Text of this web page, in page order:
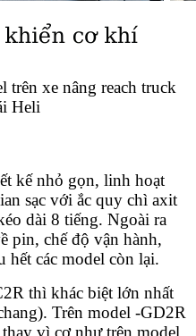
trên xe nâng reach truck
Heli
kế nhỏ gọn, linh hoạt
sạc với ắc quy chì axit
dài 8 tiếng. Ngoài ra
pin, chế độ vận hành,
hết các model còn lại.
thì khác biệt lớn nhất
Trên model -GD2R
vì cơ như trên model